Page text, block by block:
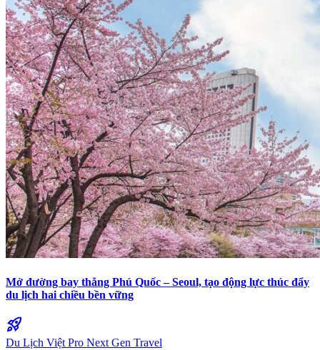
Mở đường bay thẳng Phú Quốc – Seoul, tạo động lực thúc đẩy
du lịch hai chiều bền vững
rocket_launch
Du Lịch Việt Pro Next Gen Travel